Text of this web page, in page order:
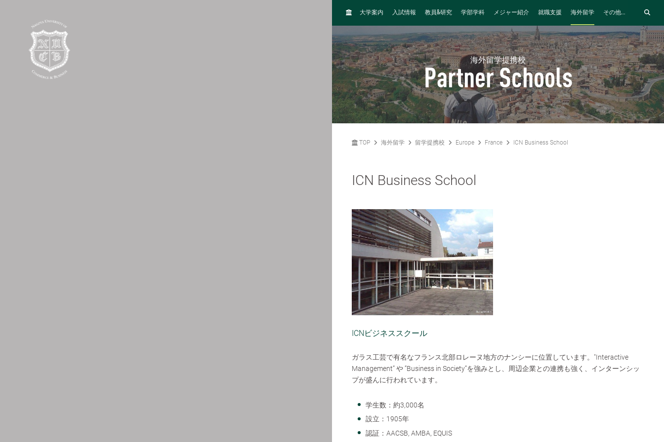
H
E
大学案内 入試情報 教員&研究 学部学科 メジャー紹介 就職支援 海外留学 その他...
海外留学提携校
Partner Schools
TOP 海外留学 留学提携校 Europe France ICN Business School
ICN Business School
ICNビジネススクール
ガラス工芸で有名なフランス北部ロレーヌ地方のナンシーに位置しています。"Interactive
Management” や ”Business in Society”を強みとし、周辺企業との連携も強く、インターンシッ
プが盛んに行われています。
学生数：約3,000名
設立：1905年
認証：AACSB, AMBA, EQUIS